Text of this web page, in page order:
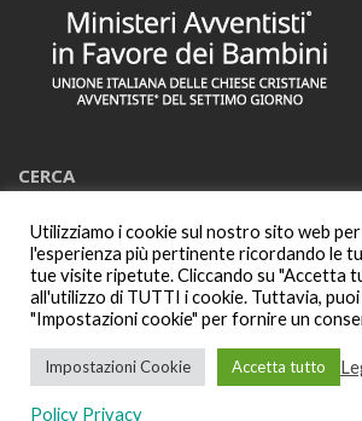
CERCA
Cerca:
Tutti i diritti riservati |
Utilizziamo i cookie sul nostro sito web
l'esperienza più pertinente ricordando le
tue visite ripetute. Cliccando su "Accetta
all'utilizzo di TUTTI i cookie. Tuttavia,
"Impostazioni cookie" per fornire un
Impostazioni Cookie Accetta tutto
Policy Privacy